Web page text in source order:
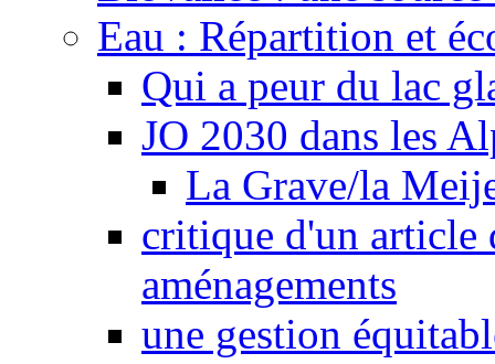
Eau : Répartition et
Qui a peur du lac
JO 2030 dans les
La Grave/la
critique d'un article
aménagements
une gestion